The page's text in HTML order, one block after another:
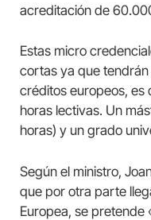
acreditación de
Estas micro
cortas ya que
créditos europeos, es
horas lectivas. Un
horas) y un grado
Según el ministro,
que por otra parte
Europea, se pretende